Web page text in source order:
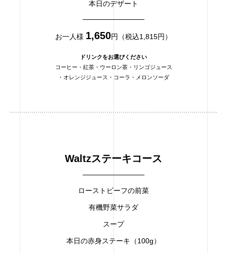
本日のデザート
お一人様 1,650円（税込1,815円）
ドリンクをお選びください
コーヒー・紅茶・ウーロン茶・リンゴジュース
・オレンジジュース・コーラ・メロンソーダ
Waltzステーキコース
ローストビーフの前菜
有機野菜サラダ
スープ
本日の赤身ステーキ（100g）